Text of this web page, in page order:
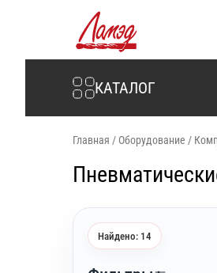
Интернет-магазин Ламэд
КАТАЛОГ
Главная / Оборудование /
Найдено: 14